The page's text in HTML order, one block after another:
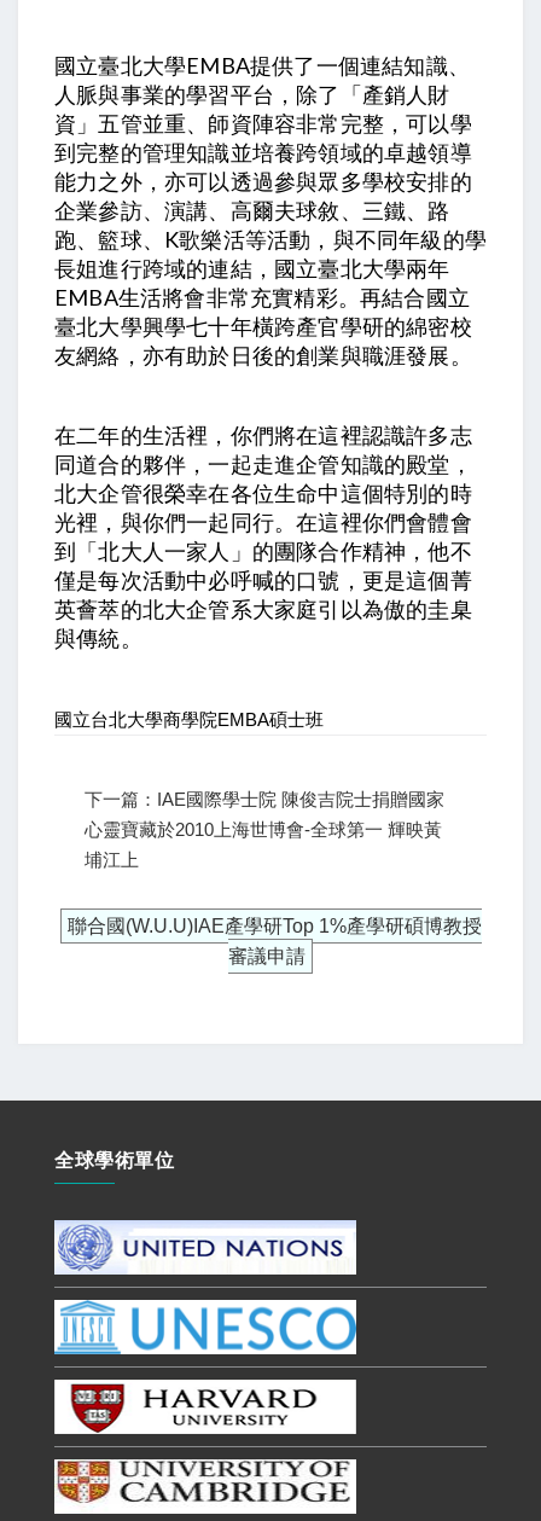
國立臺北大學EMBA提供了一個連結知識、
人脈與事業的學習平台，除了「產銷人財
資」五管並重、師資陣容非常完整，可以學
到完整的管理知識並培養跨領域的卓越領導
能力之外，亦可以透過參與眾多學校安排的
企業參訪、演講、高爾夫球敘、三鐵、路
跑、籃球、K歌樂活等活動，與不同年級的學
長姐進行跨域的連結，國立臺北大學兩年
EMBA生活將會非常充實精彩。再結合國立
臺北大學興學七十年橫跨產官學研的綿密校
友網絡，亦有助於日後的創業與職涯發展。
在二年的生活裡，你們將在這裡認識許多志
同道合的夥伴，一起走進企管知識的殿堂，
北大企管很榮幸在各位生命中這個特別的時
光裡，與你們一起同行。在這裡你們會體會
到「北大人一家人」的團隊合作精神，他不
僅是每次活動中必呼喊的口號，更是這個菁
英薈萃的北大企管系大家庭引以為傲的圭臬
與傳統。
國立台北大學商學院EMBA碩士班
下一篇：IAE國際學士院 陳俊吉院士捐贈國家
心靈寶藏於2010上海世博會-全球第一 輝映黃
埔江上
聯合國(W.U.U)IAE產學研Top 1%產學研碩博教授
審議申請
全球學術單位